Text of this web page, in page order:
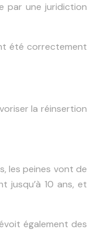
par une juridiction
été correctement
la réinsertion
les peines vont de
jusqu’à 10 ans, et
également des